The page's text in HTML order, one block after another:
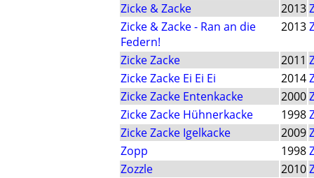
Zicke & Zacke 2013
Zicke & Zacke - Ran an die
Federn!
2013
Zicke Zacke 2011
Zicke Zacke Ei Ei Ei
2014
Zicke Zacke Entenkacke
2000
Zicke Zacke Hühnerkacke
1998
Zicke Zacke Igelkacke
2009
Zopp
1998
Zozzle
2010